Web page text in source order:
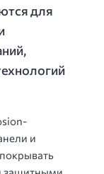
для
и